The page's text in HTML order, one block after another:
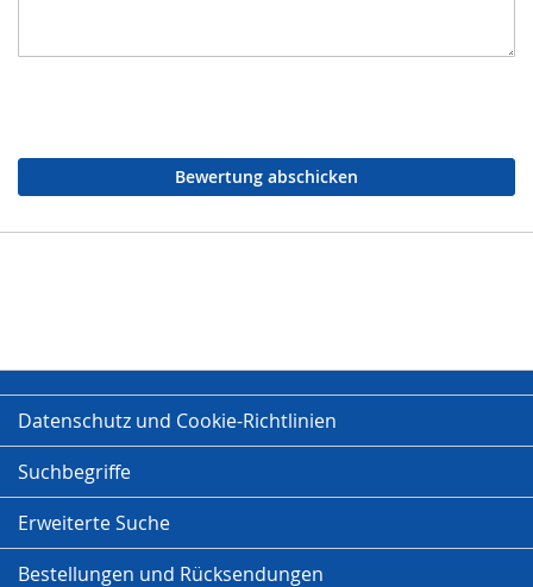
Bewertung abschicken
Datenschutz und Cookie-Richtlinien
Suchbegriffe
Erweiterte Suche
Bestellungen und Rücksendungen